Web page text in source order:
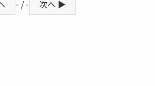
- / - 次へ ▶